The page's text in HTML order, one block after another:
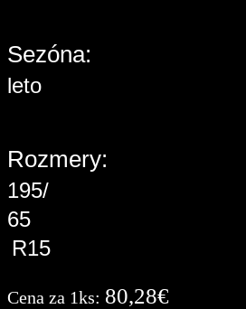
Sezóna:
leto
Rozmery:
195/
65
R15
Cena za 1ks: 80,28€